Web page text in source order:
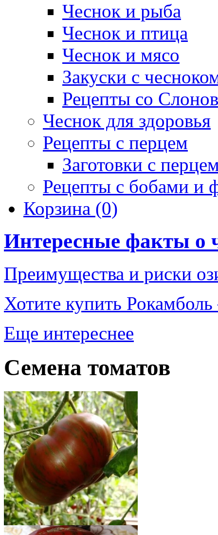
Чеснок и рыба
Чеснок и птица
Чеснок и мясо
Закуски с
Рецепты со
Чеснок для здоровья
Рецепты с перцем
Заготовки с
Рецепты с бобами и
Корзина (0)
Интересные факты о
Преимущества и риски
Хотите купить
Еще интереснее
Семена томатов